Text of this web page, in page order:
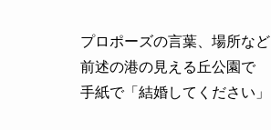
プロポーズの言葉、場所な
前述の港の見える丘公園で
手紙で「結婚してください」